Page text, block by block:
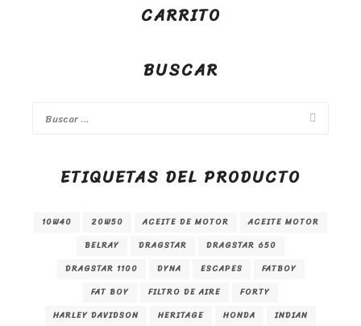
CARRITO
BUSCAR
ETIQUETAS DEL PRODUCTO
10W40 20W50 ACEITE DE MOTOR
ACEITE MOTOR
BELRAY
DRAGSTAR
DRAGSTAR 650
DRAGSTAR 1100
DYNA ESCAPES
FATBOY
FAT BOY
FILTRO DE AIRE
FORTY
HARLEY DAVIDSON
HERITAGE HONDA
INDIAN